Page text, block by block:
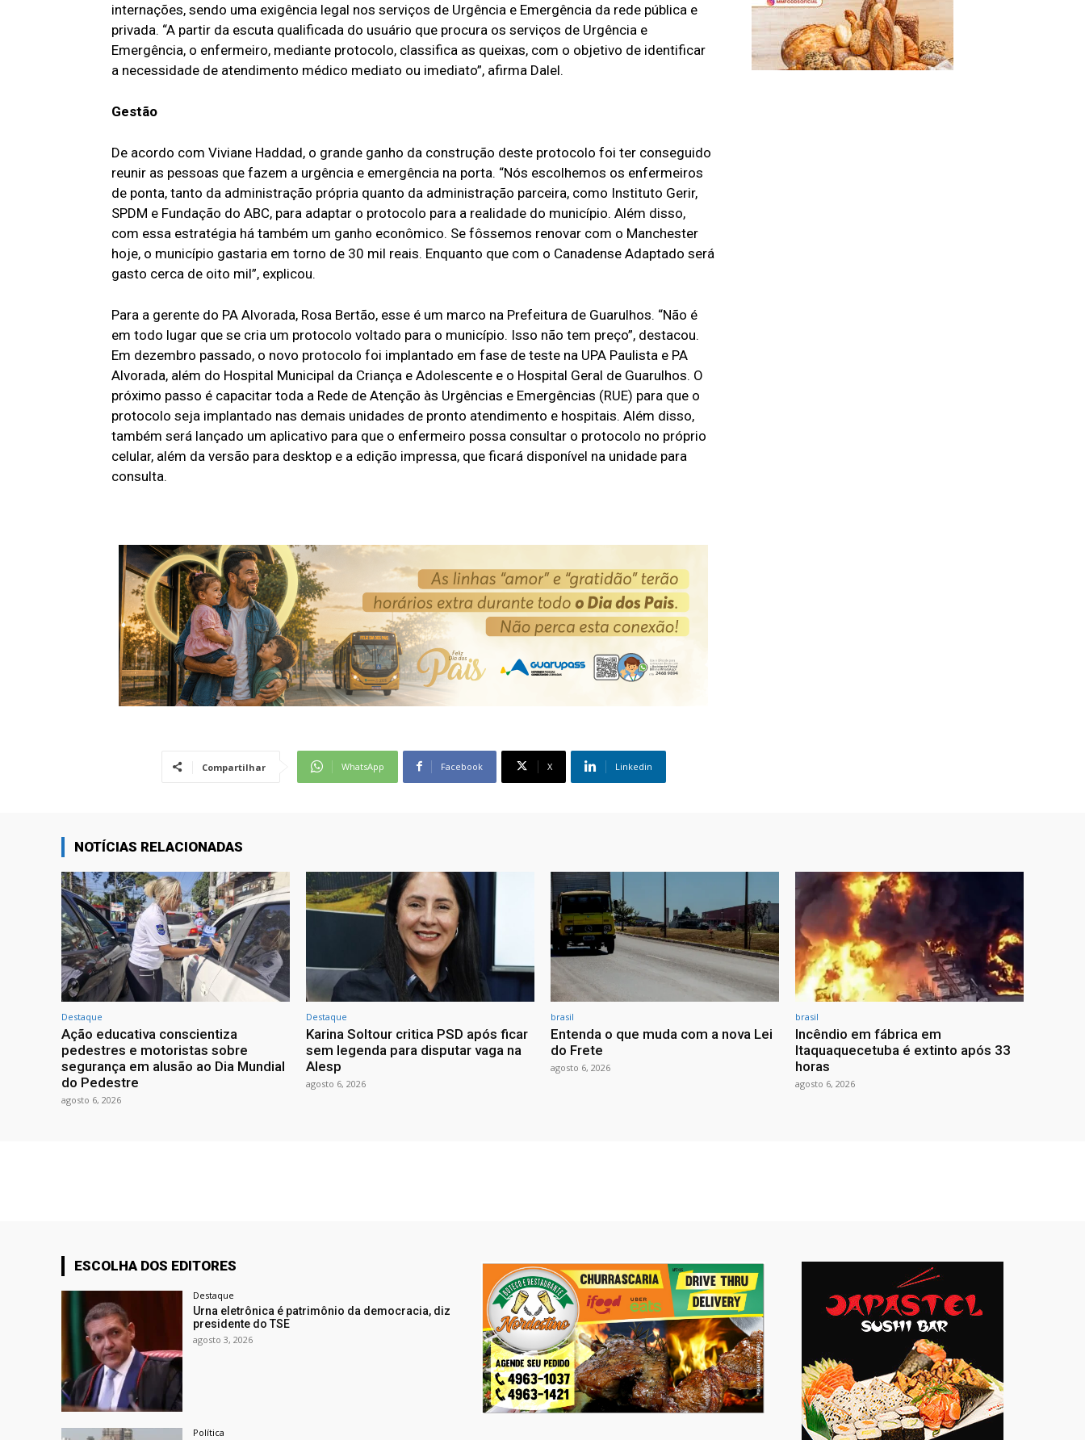
internações, sendo uma exigência legal nos serviços de Urgência e Emergência da rede pública e
privada. “A partir da escuta qualificada do usuário que procura os serviços de Urgência e
Emergência, o enfermeiro, mediante protocolo, classifica as queixas, com o objetivo de identificar
a necessidade de atendimento médico mediato ou imediato”, afirma Dalel.
Gestão
De acordo com Viviane Haddad, o grande ganho da construção deste protocolo foi ter conseguido
reunir as pessoas que fazem a urgência e emergência na porta. “Nós escolhemos os enfermeiros
de ponta, tanto da administração própria quanto da administração parceira, como Instituto Gerir,
SPDM e Fundação do ABC, para adaptar o protocolo para a realidade do município. Além disso,
com essa estratégia há também um ganho econômico. Se fôssemos renovar com o Manchester
hoje, o município gastaria em torno de 30 mil reais. Enquanto que com o Canadense Adaptado será
gasto cerca de oito mil”, explicou.
Para a gerente do PA Alvorada, Rosa Bertão, esse é um marco na Prefeitura de Guarulhos. “Não é
em todo lugar que se cria um protocolo voltado para o município. Isso não tem preço”, destacou.
Em dezembro passado, o novo protocolo foi implantado em fase de teste na UPA Paulista e PA
Alvorada, além do Hospital Municipal da Criança e Adolescente e o Hospital Geral de Guarulhos. O
próximo passo é capacitar toda a Rede de Atenção às Urgências e Emergências (RUE) para que o
protocolo seja implantado nas demais unidades de pronto atendimento e hospitais. Além disso,
também será lançado um aplicativo para que o enfermeiro possa consultar o protocolo no próprio
celular, além da versão para desktop e a edição impressa, que ficará disponível na unidade para
consulta.
Compartilhar WhatsApp Facebook X Linkedin
NOTÍCIAS RELACIONADAS
Destaque
Ação educativa conscientiza
pedestres e motoristas sobre
segurança em alusão ao Dia Mundial
do Pedestre
agosto 6, 2026
Destaque
Karina Soltour critica PSD após ficar
sem legenda para disputar vaga na
Alesp
agosto 6, 2026
brasil
Entenda o que muda com a nova Lei
do Frete
agosto 6, 2026
brasil
Incêndio em fábrica em
Itaquaquecetuba é extinto após 33
horas
agosto 6, 2026
ESCOLHA DOS EDITORES
Destaque
Urna eletrônica é patrimônio da democracia, diz
presidente do TSE
agosto 3, 2026
Política